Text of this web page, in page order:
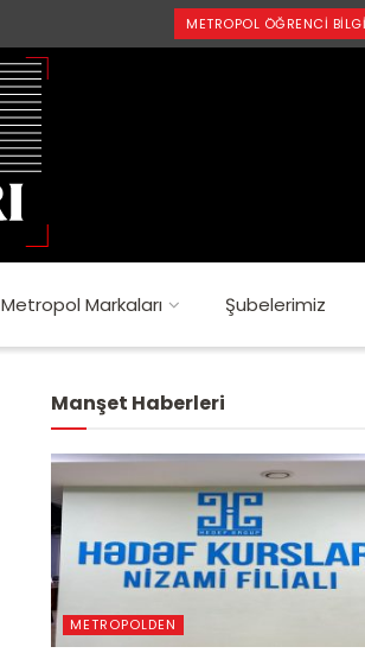
METROPOL ÖĞRENCI
Metropol Markaları Şubelerimiz
Manşet Haberleri
METROPOLDEN